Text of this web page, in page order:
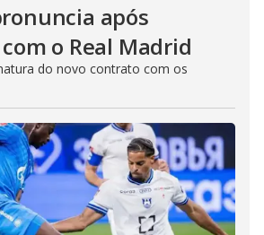
após
o Real Madrid
do novo contrato com os